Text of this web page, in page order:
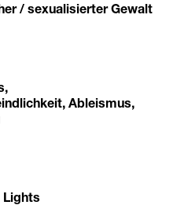
/ sexualisierter Gewalt
Ableismus,
Lights